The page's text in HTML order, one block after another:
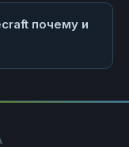
почему и